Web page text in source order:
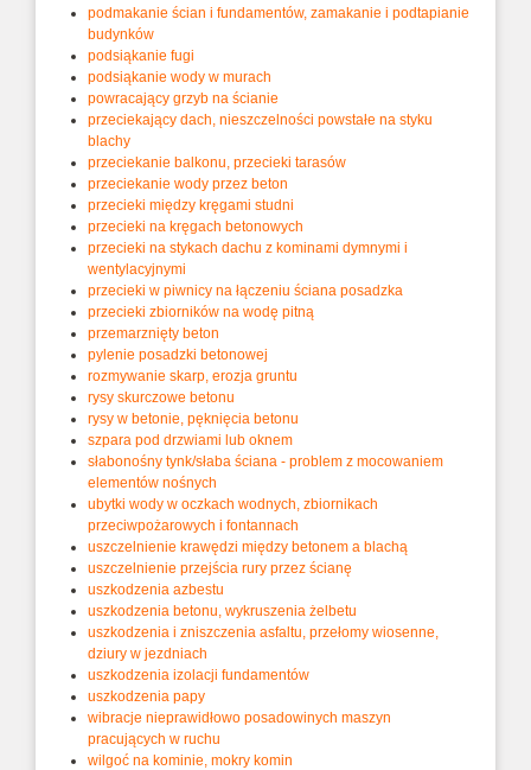
podmakanie ścian i fundamentów, zamakanie i podtapianie
budynków
podsiąkanie fugi
podsiąkanie wody w murach
powracający grzyb na ścianie
przeciekający dach, nieszczelności powstałe na styku
blachy
przeciekanie balkonu, przecieki tarasów
przeciekanie wody przez beton
przecieki między kręgami studni
przecieki na kręgach betonowych
przecieki na stykach dachu z kominami dymnymi i
wentylacyjnymi
przecieki w piwnicy na łączeniu ściana posadzka
przecieki zbiorników na wodę pitną
przemarznięty beton
pylenie posadzki betonowej
rozmywanie skarp, erozja gruntu
rysy skurczowe betonu
rysy w betonie, pęknięcia betonu
szpara pod drzwiami lub oknem
słabonośny tynk/słaba ściana - problem z mocowaniem
elementów nośnych
ubytki wody w oczkach wodnych, zbiornikach
przeciwpożarowych i fontannach
uszczelnienie krawędzi między betonem a blachą
uszczelnienie przejścia rury przez ścianę
uszkodzenia azbestu
uszkodzenia betonu, wykruszenia żelbetu
uszkodzenia i zniszczenia asfaltu, przełomy wiosenne,
dziury w jezdniach
uszkodzenia izolacji fundamentów
uszkodzenia papy
wibracje nieprawidłowo posadowinych maszyn
pracujących w ruchu
wilgoć na kominie, mokry komin